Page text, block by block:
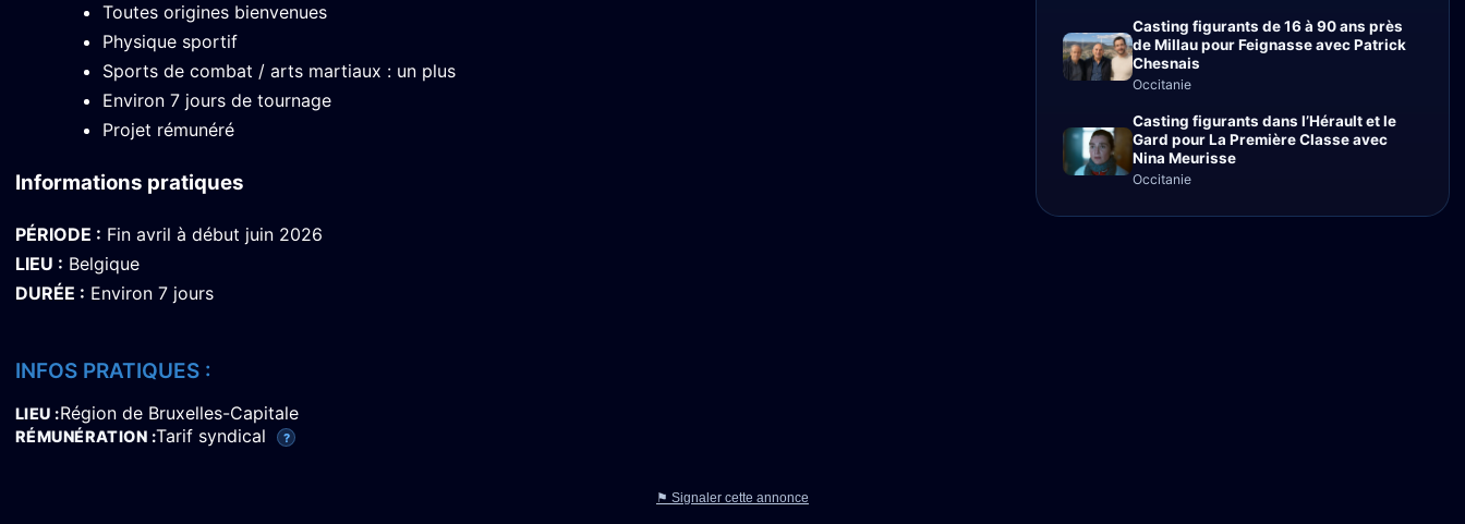
Toutes origines bienvenues
Physique sportif
Sports de combat / arts martiaux : un plus
Environ 7 jours de tournage
Projet rémunéré
Informations pratiques
PÉRIODE : Fin avril à début juin 2026
LIEU : Belgique
DURÉE : Environ 7 jours
INFOS PRATIQUES :
LIEU Région de Bruxelles-Capitale
RÉMUNÉRATION Tarif syndical ?
Casting figurants de 16 à 90 ans près
de Millau pour Feignasse avec Patrick
Chesnais
Occitanie
Casting figurants dans l’Hérault et le
Gard pour La Première Classe avec
Nina Meurisse
Occitanie
⚑ Signaler cette annonce